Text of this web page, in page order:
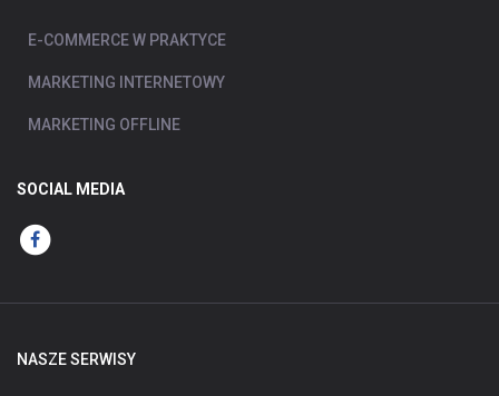
E-COMMERCE W PRAKTYCE
MARKETING INTERNETOWY
MARKETING OFFLINE
SOCIAL MEDIA
NASZE SERWISY